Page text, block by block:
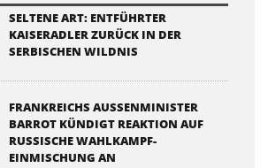
SELTENE ART: ENTFÜHRTER
KAISERADLER ZURÜCK IN DER
SERBISCHEN WILDNIS
FRANKREICHS AUSSENMINISTER B
ARROT KÜNDIGT REAKTION AUF R
USSISCHE WAHLKAMPF-E
INMISCHUNG AN